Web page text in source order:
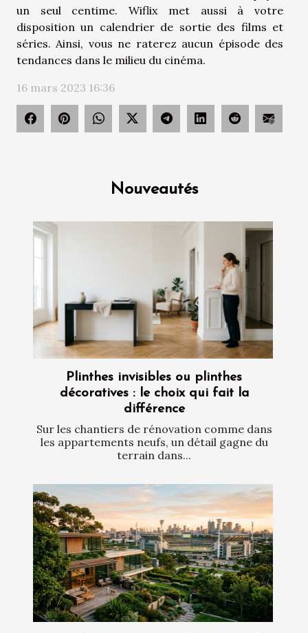
un seul centime. Wiflix met aussi à votre
disposition un calendrier de sortie des films et
séries. Ainsi, vous ne raterez aucun épisode des
tendances dans le milieu du cinéma.
16 mars 2023 16:36
Nouveautés
Plinthes invisibles ou plinthes
décoratives : le choix qui fait la
différence
Sur les chantiers de rénovation comme dans
les appartements neufs, un détail gagne du
terrain dans...